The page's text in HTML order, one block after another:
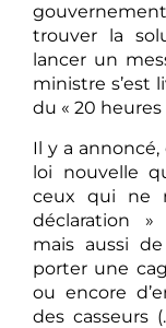
trouver la
lancer un
ministre s’est
du « 20 heures
Il y a
loi nouvelle
ceux qui ne
déclaration »
mais aussi
porter une
ou encore
des casseurs